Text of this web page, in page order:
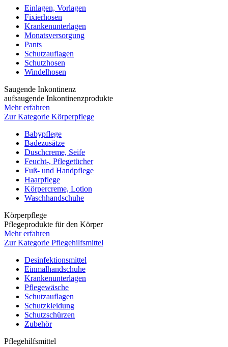
Einlagen, Vorlagen
Fixierhosen
Krankenunterlagen
Monatsversorgung
Pants
Schutzauflagen
Schutzhosen
Windelhosen
Saugende Inkontinenz
aufsaugende Inkontinenzprodukte
Mehr erfahren
Zur Kategorie Körperpflege
Babypflege
Badezusätze
Duschcreme, Seife
Feucht-, Pflegetücher
Fuß- und Handpflege
Haarpflege
Körpercreme, Lotion
Waschhandschuhe
Körperpflege
Pflegeprodukte für den Körper
Mehr erfahren
Zur Kategorie Pflegehilfsmittel
Desinfektionsmittel
Einmalhandschuhe
Krankenunterlagen
Pflegewäsche
Schutzauflagen
Schutzkleidung
Schutzschürzen
Zubehör
Pflegehilfsmittel